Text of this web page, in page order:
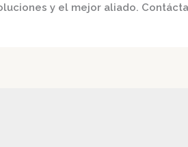
y el mejor aliado.